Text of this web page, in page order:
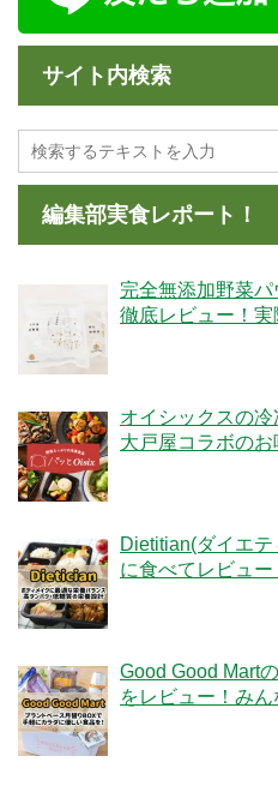
サイト内検索
編集部実食レポート！
完全無添加野菜
徹底レビュー！
オイシックスの冷
大戸屋コラボの
Dietitian(ダイエ
に食べてレビュ
Good Good Mart
をレビュー！み